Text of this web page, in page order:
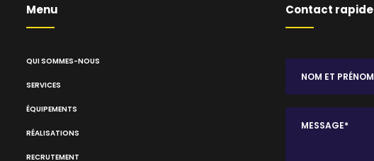
Menu
QUI SOMMES-NOUS
SERVICES
ÉQUIPEMENTS
RÉALISATIONS
RECRUTEMENT
Contact rapide